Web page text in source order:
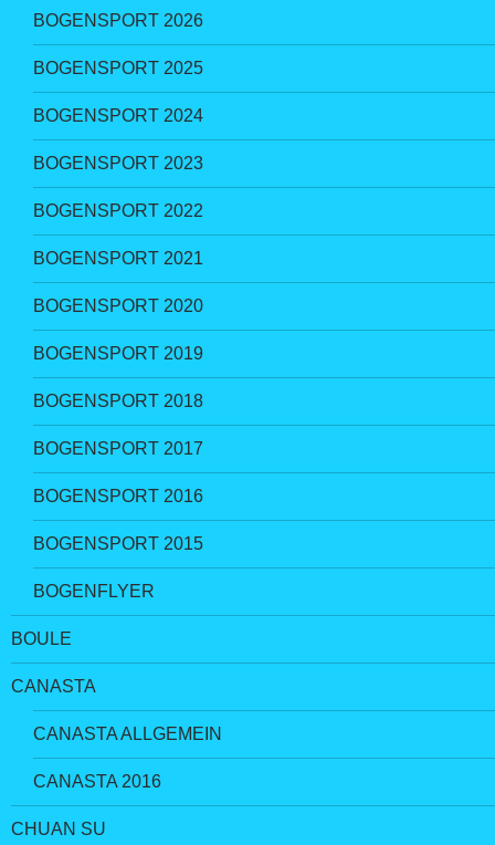
BOGENSPORT 2026
BOGENSPORT 2025
BOGENSPORT 2024
BOGENSPORT 2023
BOGENSPORT 2022
BOGENSPORT 2021
BOGENSPORT 2020
BOGENSPORT 2019
BOGENSPORT 2018
BOGENSPORT 2017
BOGENSPORT 2016
BOGENSPORT 2015
BOGENFLYER
BOULE
CANASTA
CANASTA ALLGEMEIN
CANASTA 2016
CHUAN SU